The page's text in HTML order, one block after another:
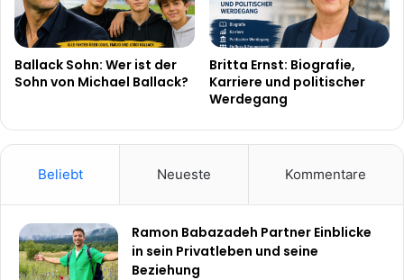
Ballack Sohn: Wer ist der
Sohn von Michael Ballack?
Britta Ernst: Biografie,
Karriere und politischer
Werdegang
Beliebt Neueste Kommentare
Ramon Babazadeh Partner Einblicke
in sein Privatleben und seine
Beziehung